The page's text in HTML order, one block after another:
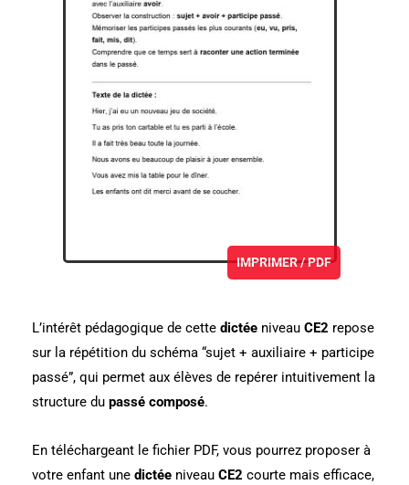
IMPRIMER / PDF
L’intérêt pédagogique de cette dictée niveau CE2 repose
sur la répétition du schéma “sujet + auxiliaire + participe
passé”, qui permet aux élèves de repérer intuitivement la
structure du passé composé.
En téléchargeant le fichier PDF, vous pourrez proposer à
votre enfant une dictée niveau CE2 courte mais efficace,